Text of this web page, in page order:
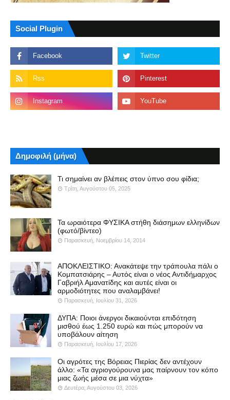
Social Plugin
Δημοφιλή (μήνα)
Τι σημαίνει αν βλέπεις στον ύπνο σου φίδια;
Τρίτη, Αυγούστου 05, 2025
Τα ωραιότερα ΦΥΣΙΚΑ στήθη διάσημων ελληνίδων
(φωτό/βίντεο)
Παρασκευή, Νοεμβρίου 14, 2014
ΑΠΟΚΛΕΙΣΤΙΚΟ: Ανακάτεψε την τράπουλα πάλι ο
Κομπατσιάρης – Αυτός είναι ο νέος Αντιδήμαρχος
Γαβριήλ Αμανατίδης και αυτές είναι οι
αρμοδιότητες που αναλαμβάνει!
Παρασκευή, Ιουλίου 31, 2026
ΔΥΠΑ: Ποιοι άνεργοι δικαιούνται επιδότηση
μισθού έως 1.250 ευρώ και πώς μπορούν να
υποβάλουν αίτηση
Παρασκευή, Ιουλίου 17, 2026
Οι αγρότες της Βόρειας Πιερίας δεν αντέχουν
άλλο: «Τα αγριογούρουνα μας παίρνουν τον κόπο
μιας ζωής μέσα σε μια νύχτα»
Δευτέρα, Αυγούστου 03, 2026